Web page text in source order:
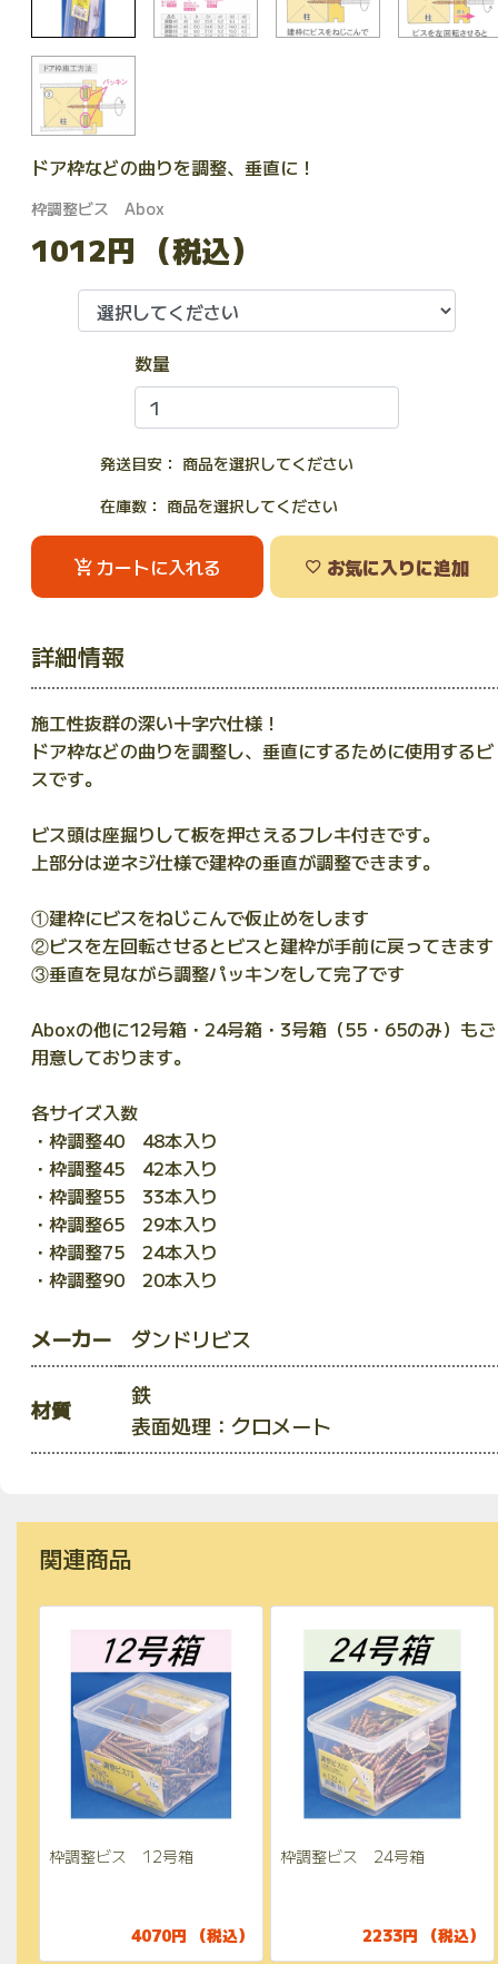
ドア枠などの曲りを調整、垂直に！
枠調整ビス Abox
1012円 （税込）
数量
発送目安： 商品を選択してください
在庫数： 商品を選択してください
カートに入れる お気に入りに追加
詳細情報
施工性抜群の深い十字穴仕様！
ドア枠などの曲りを調整し、垂直にするために使用するビ
スです。
ビス頭は座掘りして板を押さえるフレキ付きです。
上部分は逆ネジ仕様で建枠の垂直が調整できます。
①建枠にビスをねじこんで仮止めをします
②ビスを左回転させるとビスと建枠が手前に戻ってきます
③垂直を見ながら調整パッキンをして完了です
Aboxの他に12号箱・24号箱・3号箱（55・65のみ）もご
用意しております。
各サイズ入数
・枠調整40 48本入り
・枠調整45 42本入り
・枠調整55 33本入り
・枠調整65 29本入り
・枠調整75 24本入り
・枠調整90 20本入り
メーカー ダンドリビス
材質
鉄
表面処理：クロメート
関連商品
枠調整ビス 12号箱
4070円 （税込）
枠調整ビス 24号箱
2233円 （税込）